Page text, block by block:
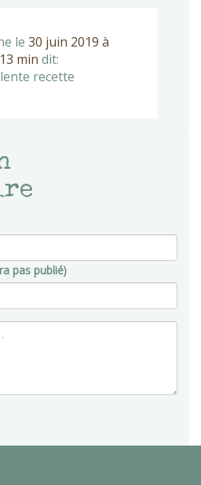
le 30 juin 2019 à
min dit:
recette
pas publié)